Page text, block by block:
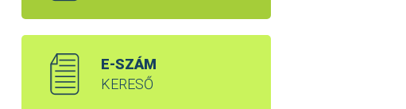
E-SZÁM
KERESŐ